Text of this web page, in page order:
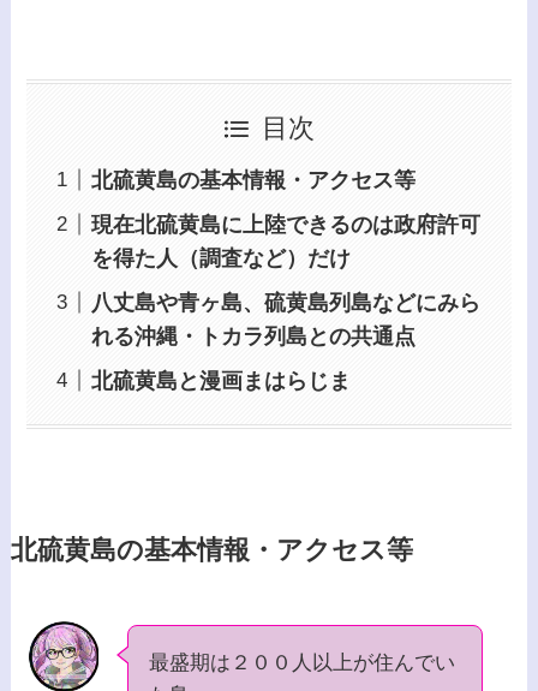
目次
北硫黄島の基本情報・アクセス等
現在北硫黄島に上陸できるのは政府許可
を得た人（調査など）だけ
八丈島や青ヶ島、硫黄島列島などにみら
れる沖縄・トカラ列島との共通点
北硫黄島と漫画まはらじま
北硫黄島の基本情報・アクセス等
最盛期は２００人以上が住んでい